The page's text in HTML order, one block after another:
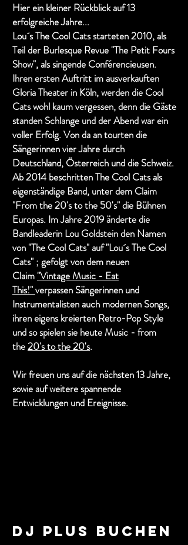
Hier ein kleiner Rückblick auf 13
erfolgreiche Jahre...
Lou´s The Cool Cats starteten 2010, als
Teil der Burlesque Revue "The Petit Fours
Show", als singende Conférencieusen.
Ihren ersten Auftritt im ausverkauften
Gloria Theater in Köln, werden die Cool
Cats wohl kaum vergessen, denn die Gäste
standen Schlange und der Abend war ein
voller Erfolg. Von da an tourten die
Sängerinnen vier Jahre durch
Deutschland, Österreich und die Schweiz.
Ab 2014 beschritten The Cool Cats als
eigenständige Band, unter dem Claim
"From the 20's to the 50's" die Bühnen
Europas. Im Jahre 2019 änderte die
Bandleaderin Lou Goldstein den Namen
von "The Cool Cats" auf "Lou´s The Cool
Cats" ; gefolgt von dem neuen
Claim "Vintage Music - Eat
This!"verpassen Sängerinnen und
Instrumentalisten auch modernen Songs,
ihren eigens kreierten Retro-Pop Style
und so spielen sie heute Music - from
the20's to the 20's.
Wir freuen uns auf die nächsten 13 Jahre,
sowie auf weitere spannende
Entwicklungen und Ereignisse.
Dj plus buchen